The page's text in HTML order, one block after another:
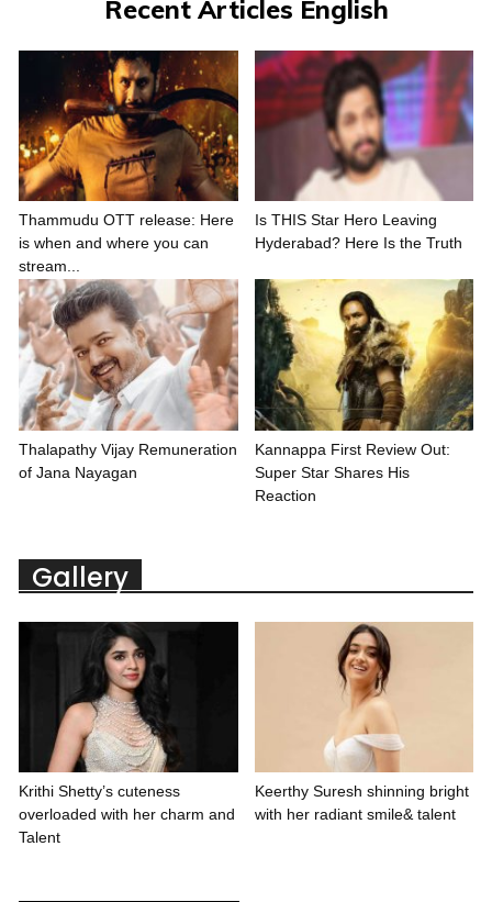
Recent Articles English
Thammudu OTT release: Here
is when and where you can
stream...
Is THIS Star Hero Leaving
Hyderabad? Here Is the Truth
Thalapathy Vijay Remuneration
of Jana Nayagan
Kannappa First Review Out:
Super Star Shares His
Reaction
Gallery
Krithi Shetty’s cuteness
overloaded with her charm and
Talent
Keerthy Suresh shinning bright
with her radiant smile& talent